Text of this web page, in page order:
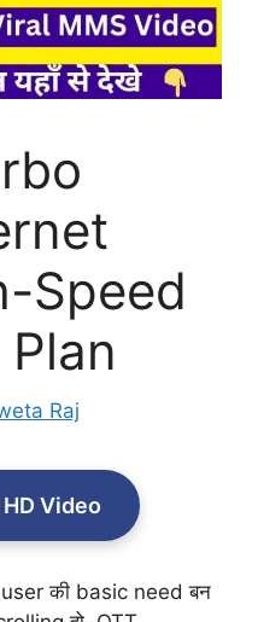
Speed
Raj
Video
की basic need बन